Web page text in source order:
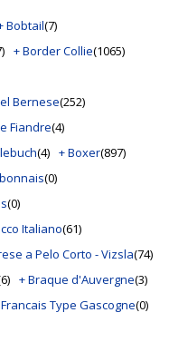
Bobtail(7)
+ Border Collie(1065)
Bernese(252)
Fiandre(4)
(4) + Boxer(897)
(0)
(0)
Italiano(61)
a Pelo Corto - Vizsla(74)
+ Braque d'Auvergne(3)
Type Gascogne(0)